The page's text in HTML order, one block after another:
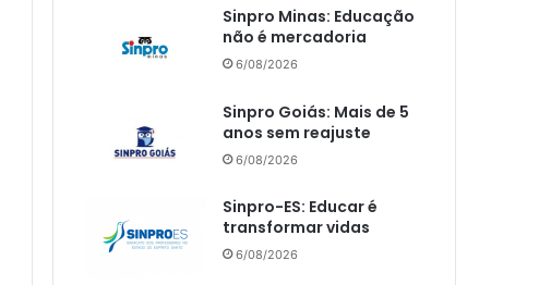
Sinpro Minas: Educação
não é mercadoria
6/08/2026
Sinpro Goiás: Mais de 5
anos sem reajuste
6/08/2026
Sinpro-ES: Educar é
transformar vidas
6/08/2026